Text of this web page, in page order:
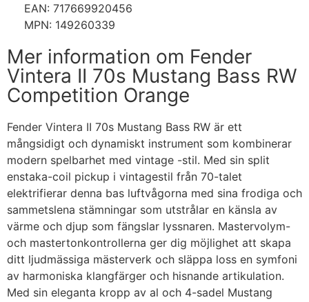
EAN: 717669920456
MPN: 149260339
Mer information om Fender
Vintera II 70s Mustang Bass RW
Competition Orange
Fender Vintera II 70s Mustang Bass RW är ett
mångsidigt och dynamiskt instrument som kombinerar
modern spelbarhet med vintage -stil. Med sin split
enstaka-coil pickup i vintagestil från 70-talet
elektrifierar denna bas luftvågorna med sina frodiga och
sammetslena stämningar som utstrålar en känsla av
värme och djup som fängslar lyssnaren. Mastervolym-
och mastertonkontrollerna ger dig möjlighet att skapa
ditt ljudmässiga mästerverk och släppa loss en symfoni
av harmoniska klangfärger och hisnande artikulation.
Med sin eleganta kropp av al och 4-sadel Mustang